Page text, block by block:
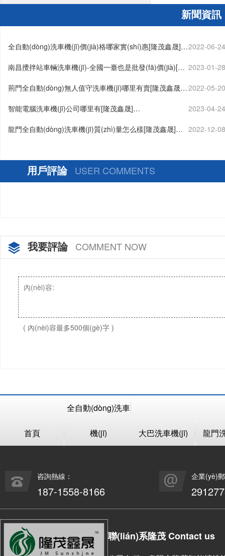
新聞資訊
全自動(dòng)洗車機(jī)價(jià)格哪家實(shí)惠[隆茂鑫晟]…2022-06-
南昌攪拌站車輛洗車機(jī)-全國一臺也是批發(fā)價(jià)[隆 2023-01-
荊門全自動(dòng)無人值守洗車機(jī)哪里有賣[隆茂鑫晟]
2022-05-
智能電腦洗車機(jī)公司哪里有[隆茂鑫晟]… 2023-04-
龍門全自動(dòng)洗車機(jī)質(zhì)量怎么樣[隆茂鑫晟]… 2022-12-
用戶評論 USER COMMENTS
我要評論 COMMENT NOW
( 內(nèi)容最多500個(gè)字 )
首頁
全自動(dòng)洗車
機(jī) 大巴洗車機(jī) 龍門
咨詢熱線：
187-1558-8166
企業(yè)
聯(lián)系隆茂 Contact us